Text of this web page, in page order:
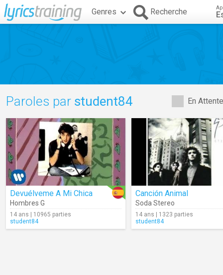
Genres Recherche
En
Paroles par student84
Devuélveme A Mi Chica
Hombres G
14 ans | 10965 parties
student84
Canción Animal
Soda Stereo
14 ans | 1323 parties
student84